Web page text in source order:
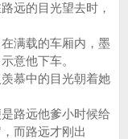
远的目光望去时，
满载的车厢内，墨
意他下车。
慕中的目光朝着她
路远他爹小时候给
而路远才刚出